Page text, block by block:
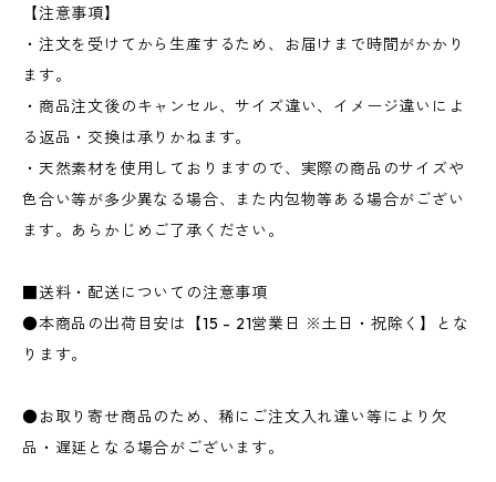
【注意事項】
・注文を受けてから生産するため、お届けまで時間がかかり
ます。
・商品注文後のキャンセル、サイズ違い、イメージ違いによ
る返品・交換は承りかねます。
・天然素材を使用しておりますので、実際の商品のサイズや
色合い等が多少異なる場合、また内包物等ある場合がござい
ます。あらかじめご了承ください。
■送料・配送についての注意事項
●本商品の出荷目安は【15 - 21営業日 ※土日・祝除く】とな
ります。
●お取り寄せ商品のため、稀にご注文入れ違い等により欠
品・遅延となる場合がございます。